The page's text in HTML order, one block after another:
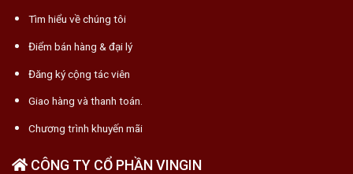
Tìm hiểu về chúng tôi
Điểm bán hàng & đại lý
Đăng ký cộng tác viên
Giao hàng và thanh toán.
Chương trình khuyến mãi
CÔNG TY CỔ PHẦN VINGIN